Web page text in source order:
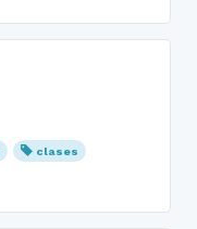
clases